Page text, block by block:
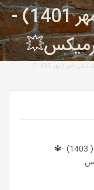
💥ملات بندکشی آجر (مهر 1401) -
بهترین پودر بندکشی آجر ( 1403) -🔱